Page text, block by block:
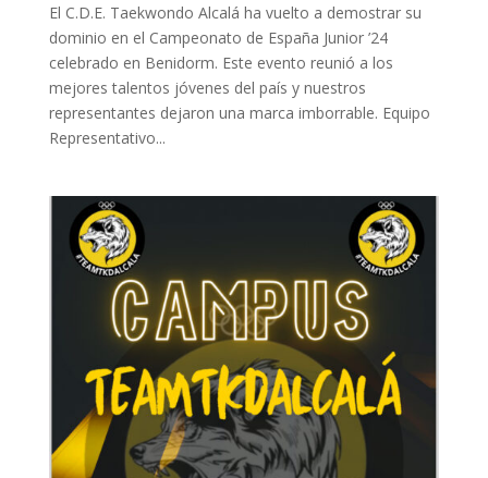
El C.D.E. Taekwondo Alcalá ha vuelto a demostrar su
dominio en el Campeonato de España Junior ’24
celebrado en Benidorm. Este evento reunió a los
mejores talentos jóvenes del país y nuestros
representantes dejaron una marca imborrable. Equipo
Representativo...